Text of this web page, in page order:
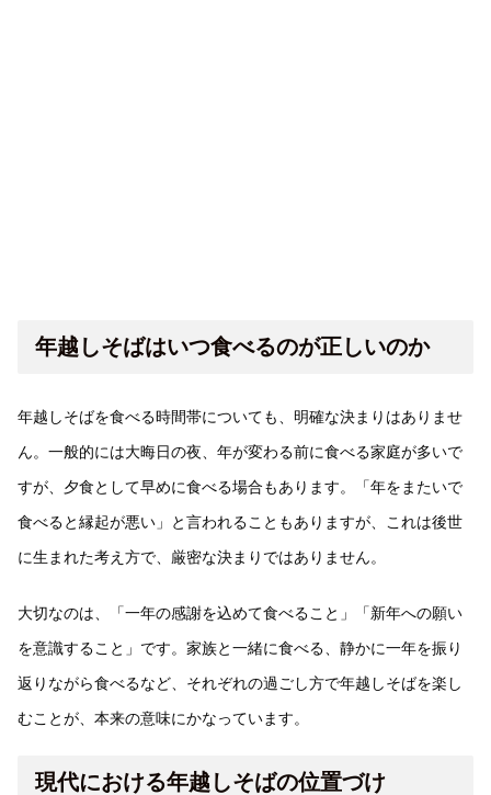
年越しそばはいつ食べるのが正しいのか
年越しそばを食べる時間帯についても、明確な決まりはありませ
ん。一般的には大晦日の夜、年が変わる前に食べる家庭が多いで
すが、夕食として早めに食べる場合もあります。「年をまたいで
食べると縁起が悪い」と言われることもありますが、これは後世
に生まれた考え方で、厳密な決まりではありません。
大切なのは、「一年の感謝を込めて食べること」「新年への願い
を意識すること」です。家族と一緒に食べる、静かに一年を振り
返りながら食べるなど、それぞれの過ごし方で年越しそばを楽し
むことが、本来の意味にかなっています。
現代における年越しそばの位置づけ